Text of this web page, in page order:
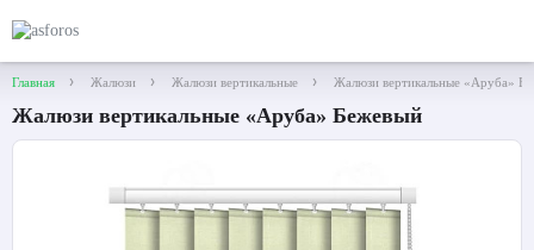
Главная Жалюзи Жалюзи вертикальные Жалюзи вертикальные «Аруба»
Жалюзи вертикальные «Аруба» Бежевый